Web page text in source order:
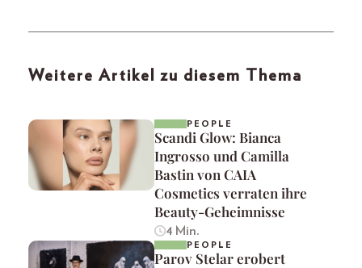
Weitere Artikel zu diesem Thema
PEOPLE
Scandi Glow: Bianca
Ingrosso und Camilla
Bastin von CAIA
Cosmetics verraten ihre
Beauty-Geheimnisse
4 Min.
PEOPLE
Parov Stelar erobert